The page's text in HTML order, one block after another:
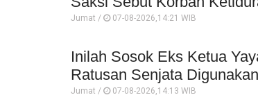
Jumat / 07-08-2026,14:21 WIB
Inilah Sosok Eks Ketua
Ratusan Senjata
Jumat / 07-08-2026,14:13 WIB